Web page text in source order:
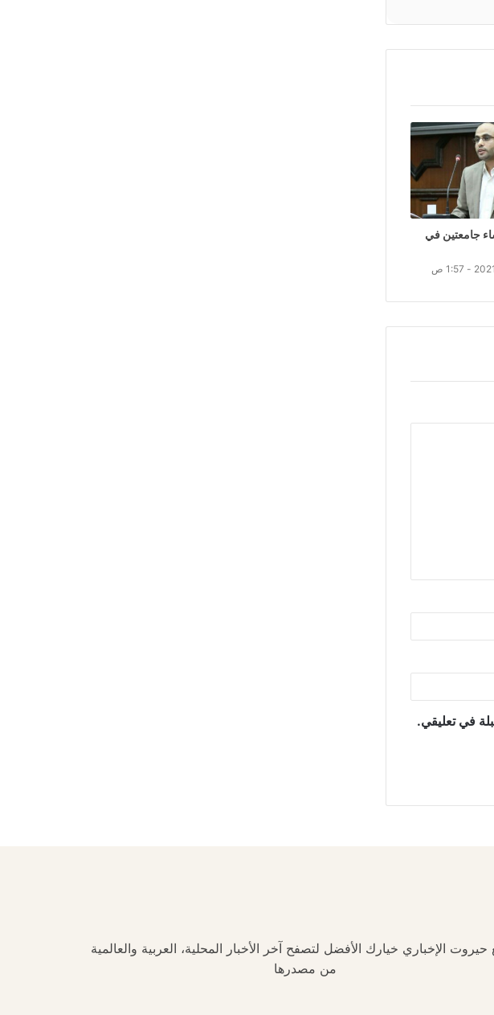
جامعتين في
في تعليقي.
الإخباري خيارك الأفضل لتصفح آخر الأخبار المحلية، العربية والعالمية
من مصدرها